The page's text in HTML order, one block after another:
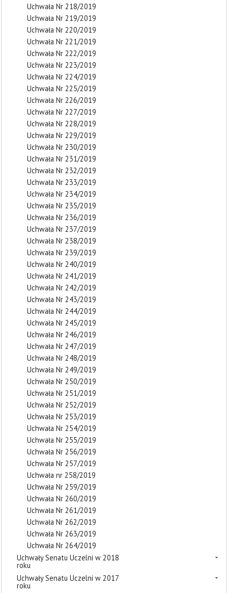
Uchwała Nr 218/2019
Uchwała Nr 219/2019
Uchwała Nr 220/2019
Uchwała Nr 221/2019
Uchwała Nr 222/2019
Uchwała Nr 223/2019
Uchwała Nr 224/2019
Uchwała Nr 225/2019
Uchwała Nr 226/2019
Uchwała Nr 227/2019
Uchwała Nr 228/2019
Uchwała Nr 229/2019
Uchwała Nr 230/2019
Uchwała Nr 231/2019
Uchwała Nr 232/2019
Uchwała Nr 233/2019
Uchwała Nr 234/2019
Uchwała Nr 235/2019
Uchwała Nr 236/2019
Uchwała Nr 237/2019
Uchwała Nr 238/2019
Uchwała Nr 239/2019
Uchwała Nr 240/2019
Uchwała Nr 241/2019
Uchwała Nr 242/2019
Uchwała Nr 243/2019
Uchwała Nr 244/2019
Uchwała Nr 245/2019
Uchwała Nr 246/2019
Uchwała Nr 247/2019
Uchwała Nr 248/2019
Uchwała Nr 249/2019
Uchwała Nr 250/2019
Uchwała Nr 251/2019
Uchwała Nr 252/2019
Uchwała Nr 253/2019
Uchwała Nr 254/2019
Uchwała Nr 255/2019
Uchwała Nr 256/2019
Uchwała Nr 257/2019
Uchwała nr 258/2019
Uchwała Nr 259/2019
Uchwała Nr 260/2019
Uchwała Nr 261/2019
Uchwała Nr 262/2019
Uchwała Nr 263/2019
Uchwała Nr 264/2019
Uchwały Senatu Uczelni w 2018
roku
Uchwały Senatu Uczelni w 2017
roku